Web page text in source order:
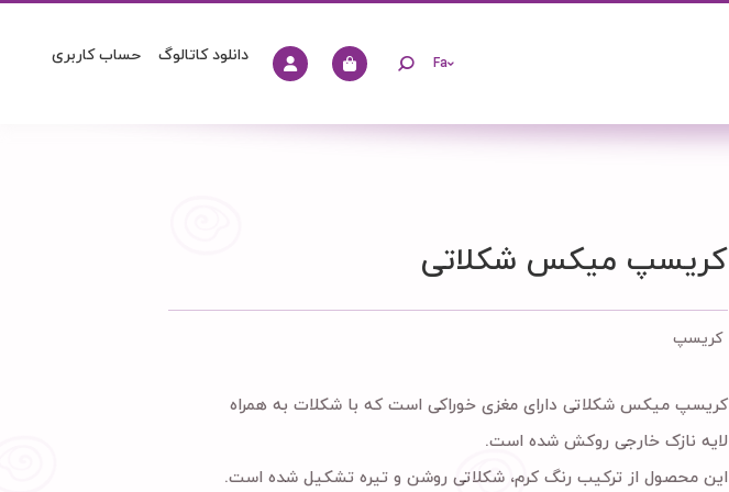
Fa دانلود کاتالوگ حساب کاربری
کریسپ میکس شکلاتی
کریسپ
کریسپ میکس شکلاتی دارای مغزی خوراکی است که با شکلات به همراه
لایه نازک خارجی روکش شده است.
این محصول از ترکیب رنگ کرم، شکلاتی روشن و تیره تشکیل شده است.